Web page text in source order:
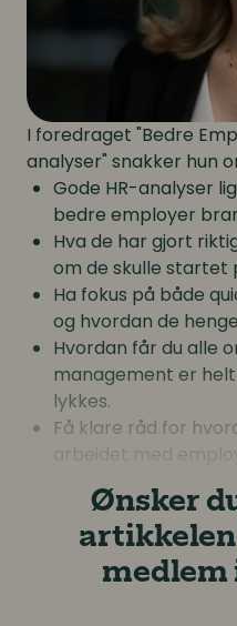
I foredraget "Bedre
analyser" snakker hun
Gode HR-analyser
bedre employer
Hva de har gjort
om de skulle startet
Ha fokus på både
og hvordan de
Hvordan får du alle
management er
lykkes.
Få klare råd for
arbeidet med
Ønsker
medlem